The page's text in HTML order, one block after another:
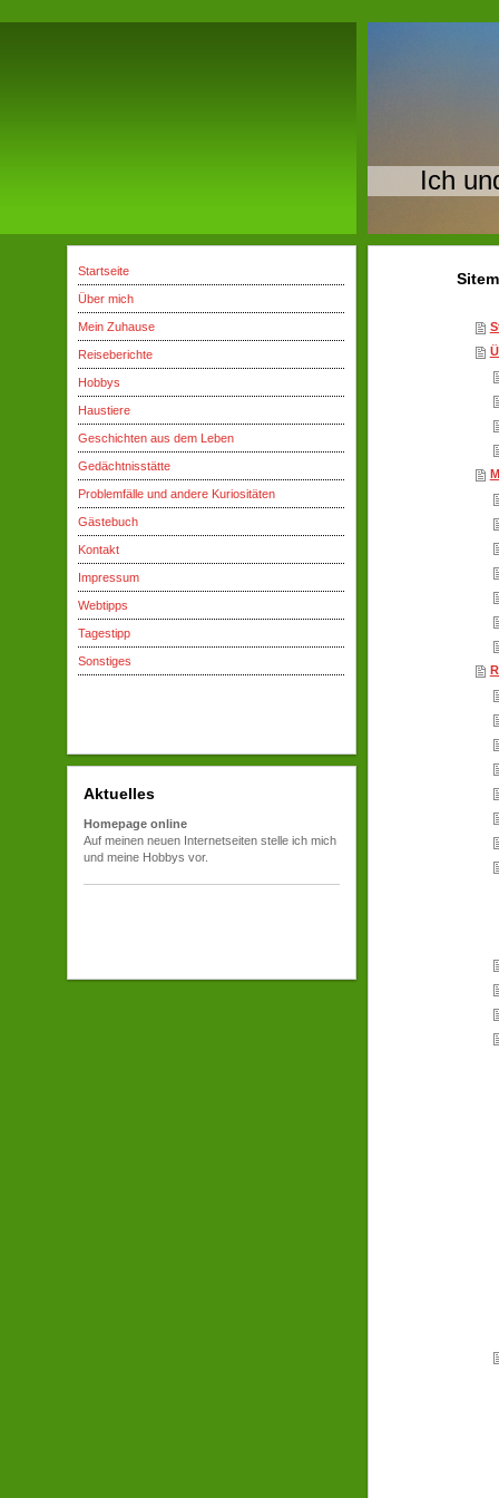
Ich
Startseite
Über mich
Mein Zuhause
Reiseberichte
Hobbys
Haustiere
Geschichten aus dem Leben
Gedächtnisstätte
Problemfälle und andere Kuriositäten
Gästebuch
Kontakt
Impressum
Webtipps
Tagestipp
Sonstiges
Aktuelles
Homepage online
Auf meinen neuen Internetseiten stelle ich mich
und meine Hobbys vor.